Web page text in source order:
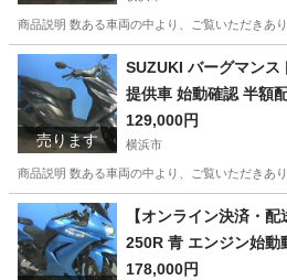
商品説明 数ある車両の中より、ご覧いただきあ
神奈川 横浜市 エンジン
売ります
SUZUKI バーグマンス
提供車 始動確認 半額
諸経費￥0- 横浜 P-Yard
129,000円
横浜市
商品説明 数ある車両の中より、ご覧いただきあ
神奈川 横浜市 スズキ SUZUKI
【オンライン決済・
250R 青 エンジン始動
半額配送キャンペーン
178,000円